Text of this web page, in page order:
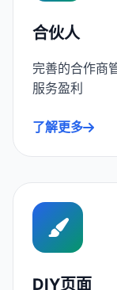
合伙人
完善的合作商
服务盈利
了解更多
DIY页面